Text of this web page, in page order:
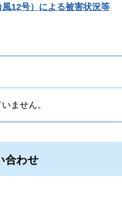
12号）による被害状況等
ません。
合わせ